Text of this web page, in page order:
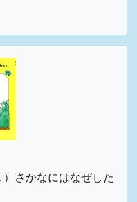
さかなにはなぜした